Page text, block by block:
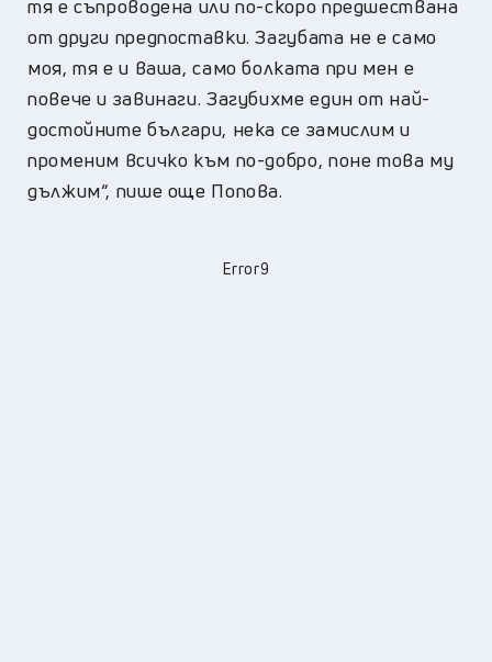
тя е съпроводена или по-скоро предшествана
от други предпоставки. Загубата не е само
моя, тя е и ваша, само болката при мен е
повече и завинаги. Загубихме един от най-
достойните българи, нека се замислим и
променим всичко към по-добро, поне това му
дължим“, пише още Попова.
Error9